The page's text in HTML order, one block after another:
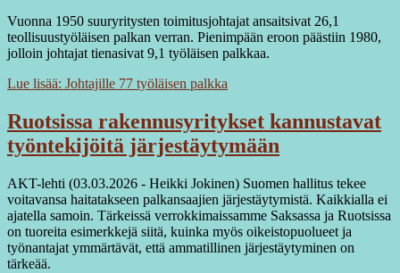
Vuonna 1950 suuryritysten toimitusjohtajat ansaitsivat 26,1
teollisuustyöläisen palkan verran. Pienimpään eroon päästiin 1980,
jolloin johtajat tienasivat 9,1 työläisen palkkaa.
Lue lisää: Johtajille 77 työläisen palkka
Ruotsissa rakennusyritykset kannustavat
työntekijöitä järjestäytymään
AKT-lehti (03.03.2026 - Heikki Jokinen) Suomen hallitus tekee
voitavansa haitatakseen palkansaajien järjestäytymistä. Kaikkialla ei
ajatella samoin. Tärkeissä verrokkimaissamme Saksassa ja Ruotsissa
on tuoreita esimerkkejä siitä, kuinka myös oikeistopuolueet ja
työnantajat ymmärtävät, että ammatillinen järjestäytyminen on
tärkeää.